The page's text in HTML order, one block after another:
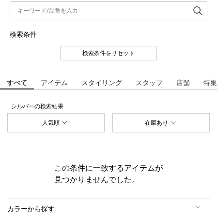
検索条件
検索条件をリセット
すべて アイテム スタイリング スタッフ 店舗 特集
シルバーの検索結果
人気順 在庫あり
この条件に一致するアイテムが
見つかりませんでした。
カラーから探す